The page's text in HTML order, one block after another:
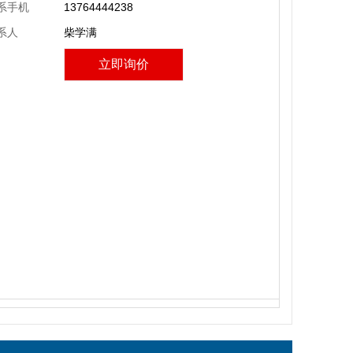
手机
13764444238
人
柴学满
立即询价